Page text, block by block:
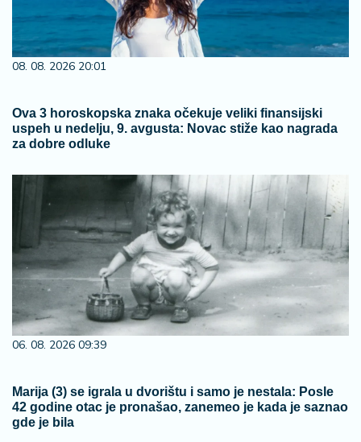
08. 08. 2026 20:01
Ova 3 horoskopska znaka očekuje veliki finansijski
uspeh u nedelju, 9. avgusta: Novac stiže kao nagrada
za dobre odluke
06. 08. 2026 09:39
Marija (3) se igrala u dvorištu i samo je nestala: Posle
42 godine otac je pronašao, zanemeo je kada je saznao
gde je bila